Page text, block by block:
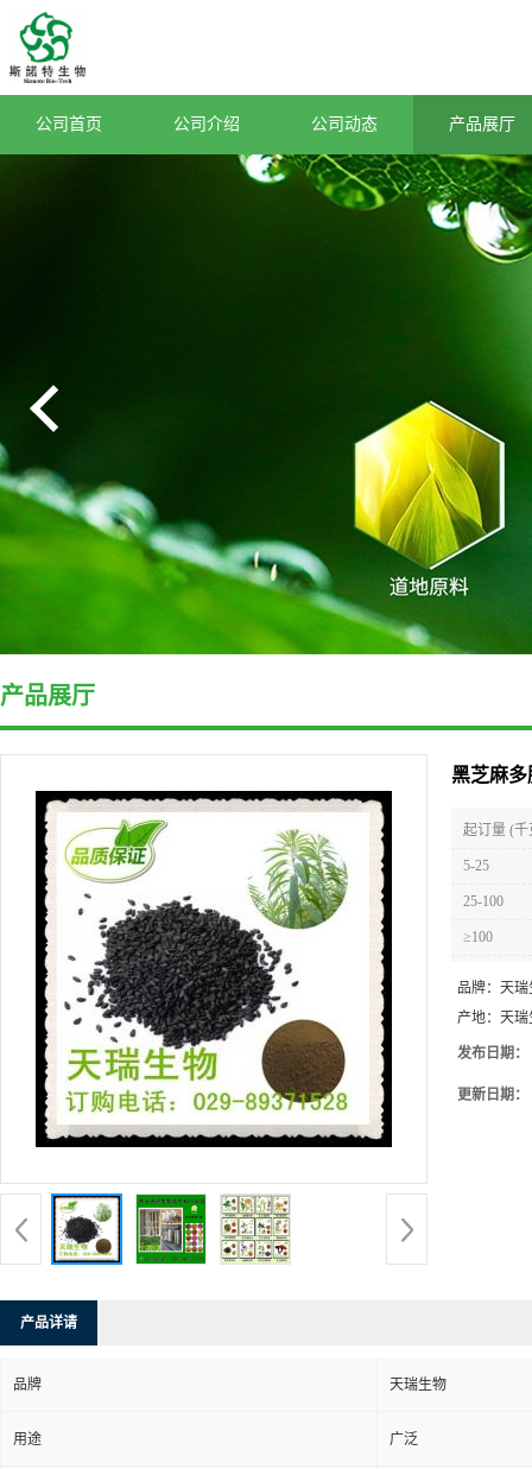
公司首页 公司介绍 公司动态 产品展厅
产品展厅
黑芝麻多
起订量 (千
5-25
25-100
≥100
品牌： 天瑞
产地： 天瑞
发布日期：
更新日期：
产品详请
品牌 天瑞生物
用途 广泛